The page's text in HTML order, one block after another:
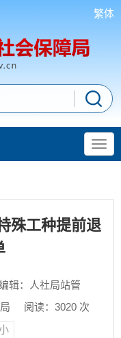
繁体
殊工种提前退
辑：人社局站管
阅读： 3020 次